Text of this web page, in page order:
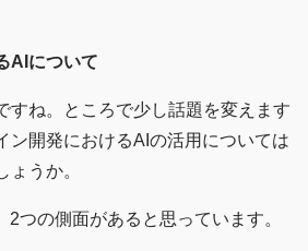
AIについて
すね。ところで少し話題を変えます
ン開発におけるAIの活用については
ょうか。
2つの側面があると思っています。